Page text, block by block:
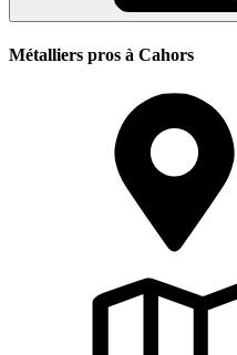
Métalliers pros à Cahors